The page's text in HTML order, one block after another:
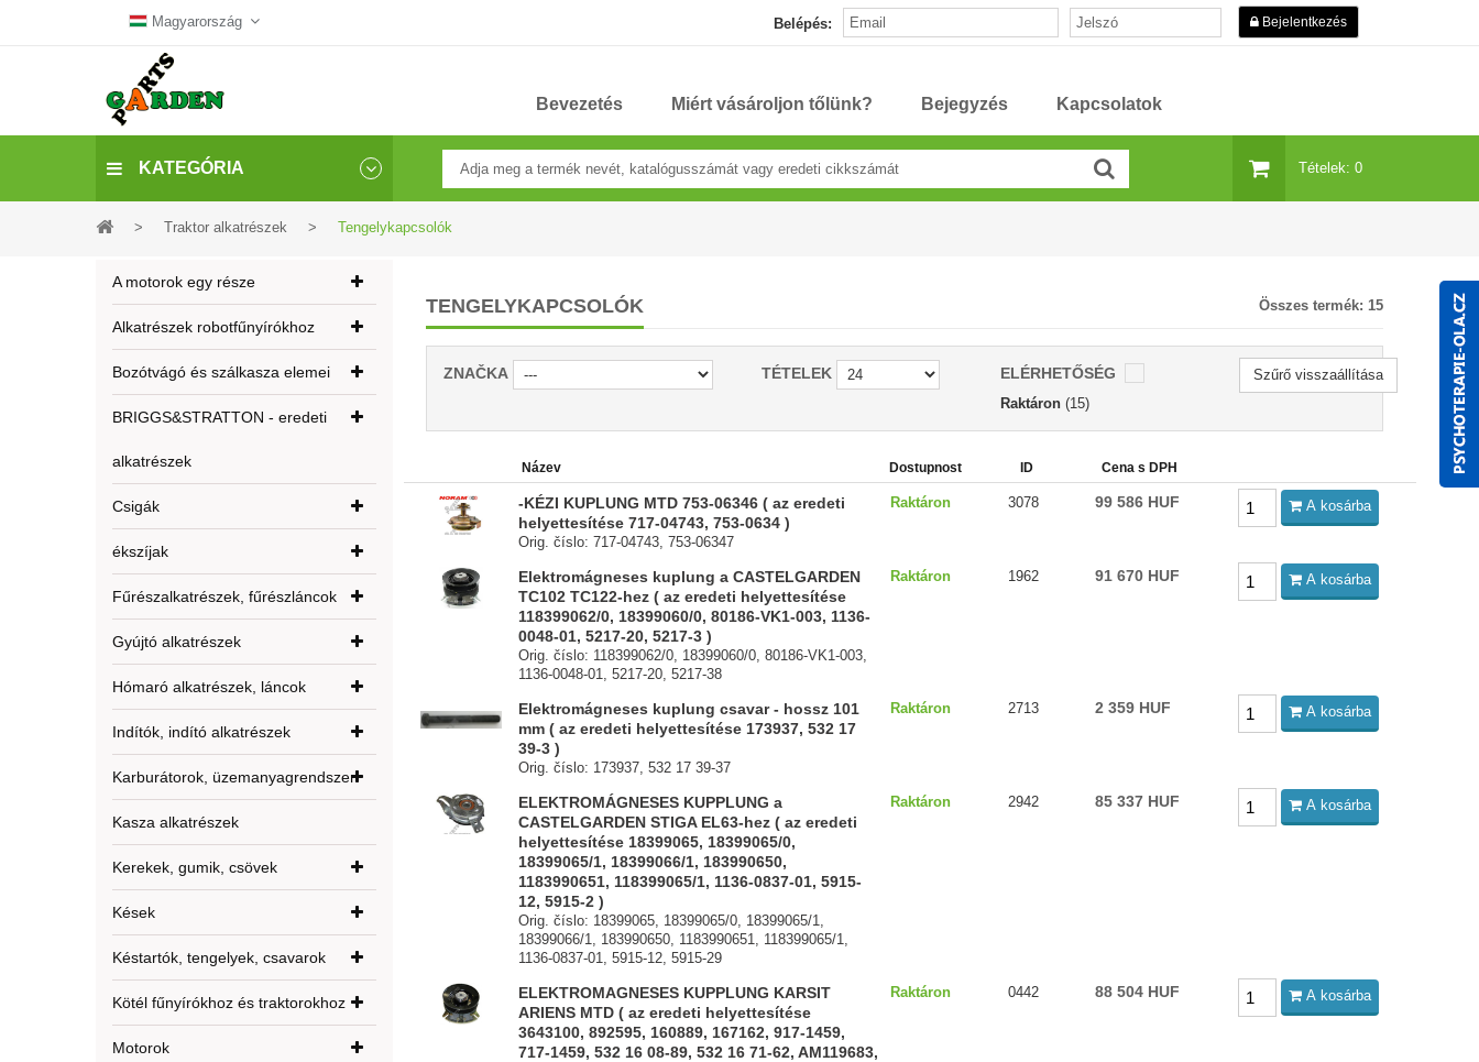
Magyarország Belépés: Bejelentkezés
Bevezetés Miért vásároljon tőlünk? Bejegyzés Kapcsolatok
KATEGÓRIA Tételek: 0
> Traktor alkatrészek > Tengelykapcsolók
A motorok egy része
Alkatrészek robotfűnyírókhoz
Bozótvágó és szálkasza elemei
BRIGGS&STRATTON - eredeti
alkatrészek
Csigák
ékszíjak
Fűrészalkatrészek, fűrészláncok
Gyújtó alkatrészek
Hómaró alkatrészek, láncok
Indítók, indító alkatrészek
Karburátorok, üzemanyagrendszer
Kasza alkatrészek
Kerekek, gumik, csövek
Kések
Késtartók, tengelyek, csavarok
Kötél fűnyírókhoz és traktorokhoz
Motorok
TENGELYKAPCSOLÓK Összes termék: 15
ZNAČKA TÉTELEK ELÉRHETŐSÉG
Raktáron (15)
Szűrő visszaállítása
Název Dostupnost ID Cena s DPH
-KÉZI KUPLUNG MTD 753-06346 ( az eredeti
helyettesítése 717-04743, 753-0634 )
Orig. číslo: 717-04743, 753-06347
Raktáron 3078 99 586 HUF A kosárba
Elektromágneses kuplung a CASTELGARDEN
TC102 TC122-hez ( az eredeti helyettesítése
118399062/0, 18399060/0, 80186-VK1-003, 1136-
0048-01, 5217-20, 5217-3 )
Orig. číslo: 118399062/0, 18399060/0, 80186-VK1-003,
1136-0048-01, 5217-20, 5217-38
Raktáron 1962 91 670 HUF A kosárba
Elektromágneses kuplung csavar - hossz 101
mm ( az eredeti helyettesítése 173937, 532 17
39-3 )
Orig. číslo: 173937, 532 17 39-37
Raktáron 2713 2 359 HUF A kosárba
ELEKTROMÁGNESES KUPPLUNG a
CASTELGARDEN STIGA EL63-hez ( az eredeti
helyettesítése 18399065, 18399065/0,
18399065/1, 18399066/1, 183990650,
1183990651, 118399065/1, 1136-0837-01, 5915-
12, 5915-2 )
Orig. číslo: 18399065, 18399065/0, 18399065/1,
18399066/1, 183990650, 1183990651, 118399065/1,
1136-0837-01, 5915-12, 5915-29
Raktáron 2942 85 337 HUF A kosárba
ELEKTROMAGNESES KUPPLUNG KARSIT
ARIENS MTD ( az eredeti helyettesítése
3643100, 892595, 160889, 167162, 917-1459,
717-1459, 532 16 08-89, 532 16 71-62, AM119683,
Raktáron 0442 88 504 HUF A kosárba